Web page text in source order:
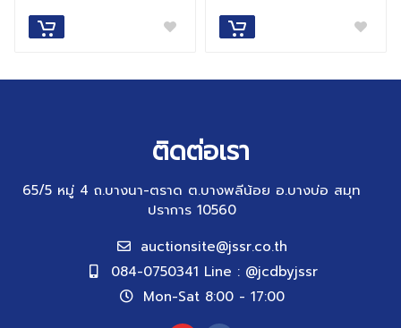
ติดต่อเรา
65/5 หมู่ 4 ถ.บางนา-ตราด ต.บางพลีน้อย อ.บางบ่อ สมุท
ปราการ 10560
auctionsite@jssr.co.th
084-0750341 Line : @jcdbyjssr
Mon-Sat 8:00 - 17:00